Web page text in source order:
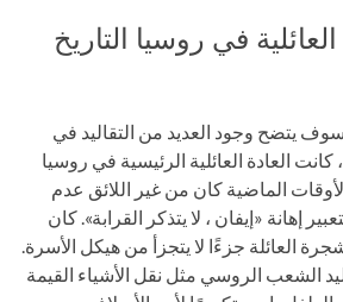
العائلية في روسيا التاريخ
، فسوف يتضح وجود العديد من التقاليد في
العادة العائلية الرئيسية في روسيا
الماضية كان من غير اللائق عدم
إهانة «إيفان ، لا يتذكر القرابة». كان
العائلة جزءًا لا يتجزأ من هيكل الأسرة.
الشعب الروسي مثل نقل الأشياء القيمة